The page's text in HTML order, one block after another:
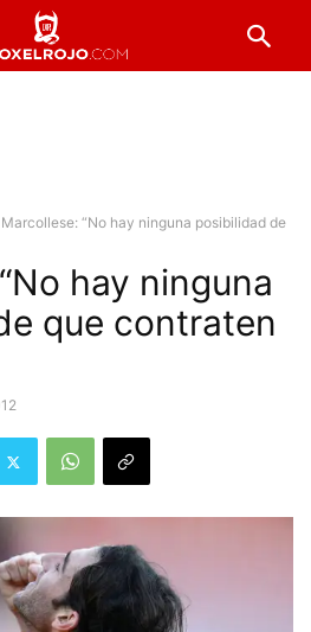
Marcollese: “No hay ninguna posibilidad de
hay ninguna
que contraten